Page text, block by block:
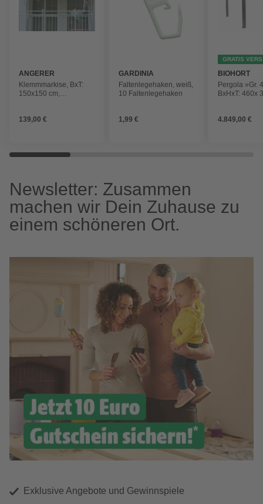
ANGERER
FREIZEITMÖBEL
Klemmmarkise, BxT:
150x150 cm,
139,00 €
GARDINIA
Faltenlegehaken, weiß,
10 Faltenlegehaken
1,99 €
GRATIS
BIOHORT
Pergola »Gr.
BxHxT: 460x
4.849,00 €
Newsletter: Zusammen
machen wir Dein Zuhause zu
einem schöneren Ort.
Exklusive Angebote und Gewinnspiele